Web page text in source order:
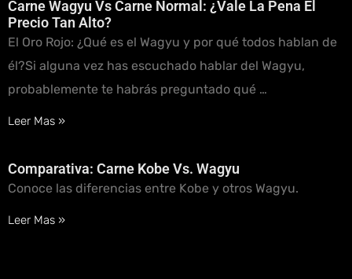
Carne Wagyu Vs Carne Normal: ¿Vale La Pena El
Precio Tan Alto?
El Oro Rojo: ¿Qué es el Wagyu y por qué todos hablan de
él?Si alguna vez has escuchado hablar del Wagyu,
probablemente te habrás preguntado qué …
Leer Mas »
Comparativa: Carne Kobe Vs. Wagyu
Conoce las diferencias entre Kobe y otros Wagyu.
Leer Mas »